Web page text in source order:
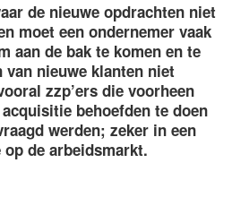
de nieuwe opdrachten niet
moet een ondernemer vaak
aan de bak te komen en te
nieuwe klanten niet
zzp’ers die voorheen
behoefden te doen
werden; zeker in een
de arbeidsmarkt.